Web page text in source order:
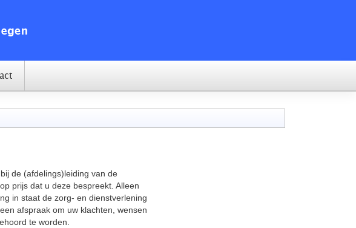
de (afdelings)leiding van de
prijs dat u deze bespreekt. Alleen
in staat de zorg- en dienstverlening
afspraak om uw klachten, wensen
te worden.